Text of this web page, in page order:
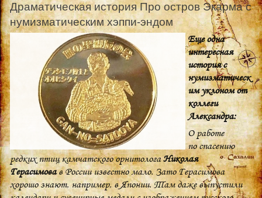
Драматическая история Про остров Экарма с
нумизматическим хэппи-эндом
Еще одна
интересная
история с
нумизматическ
им уклоном от
коллеги
Александра:
О работе
по спасению
редких птиц камчатского орнитологаНиколая
Герасимовав России известно мало. Зато Герасимова
хорошо знают, например, в Японии. Там даже выпустили